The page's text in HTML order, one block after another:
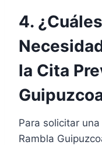
4.
la Cita
Para solicitar
Rambla